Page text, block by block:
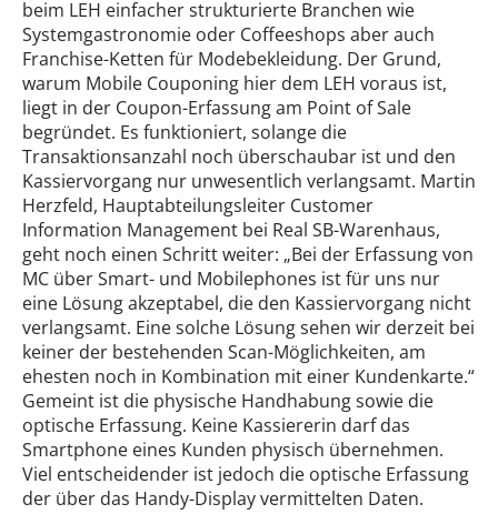
beim LEH einfacher strukturierte Branchen wie
Systemgastronomie oder Coffeeshops aber auch
Franchise-Ketten für Modebekleidung. Der Grund,
warum Mobile Couponing hier dem LEH voraus ist,
liegt in der Coupon-Erfassung am Point of Sale
begründet. Es funktioniert, solange die
Transaktionsanzahl noch überschaubar ist und den
Kassiervorgang nur unwesentlich verlangsamt. Martin
Herzfeld, Hauptabteilungsleiter Customer
Information Management bei Real SB-Warenhaus,
geht noch einen Schritt weiter: „Bei der Erfassung von
MC über Smart- und Mobilephones ist für uns nur
eine Lösung akzeptabel, die den Kassiervorgang nicht
verlangsamt. Eine solche Lösung sehen wir derzeit bei
keiner der bestehenden Scan-Möglichkeiten, am
ehesten noch in Kombination mit einer Kundenkarte.“
Gemeint ist die physische Handhabung sowie die
optische Erfassung. Keine Kassiererin darf das
Smartphone eines Kunden physisch übernehmen.
Viel entscheidender ist jedoch die optische Erfassung
der über das Handy-Display vermittelten Daten.